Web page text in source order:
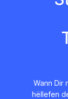
Wann Dir
hëllefen